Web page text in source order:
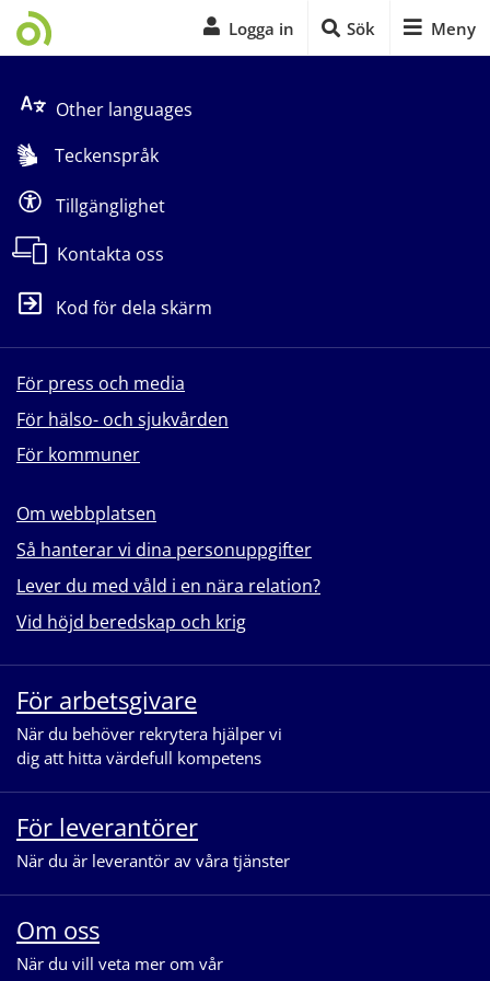
Logga in Sök Meny
Other languages
Teckenspråk
Tillgänglighet
Kontakta oss
Kod för dela skärm
För press och media
För hälso- och sjukvården
För kommuner
Om webbplatsen
Så hanterar vi dina personuppgifter
Lever du med våld i en nära relation?
Vid höjd beredskap och krig
För arbetsgivare
När du behöver rekrytera hjälper vi
dig att hitta värdefull kompetens
För leverantörer
När du är leverantör av våra tjänster
Om oss
När du vill veta mer om vår